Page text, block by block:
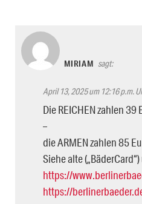
MIRIAM sagt:
April 13, 2025 um 12:16 p.m.
Die REICHEN zahlen 39
–
die ARMEN zahlen 85
Siehe alte
https://
https://